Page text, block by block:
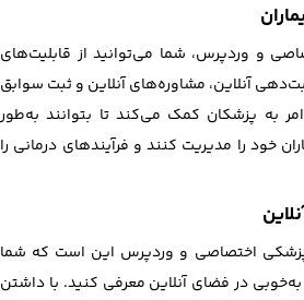
و وردپرس، شما می‌توانید از قابلیت‌های
آنلاین، مشاوره‌های آنلاین و ثبت سوابق
به پزشکان کمک می‌کند تا بتوانند به‌طور
خود را مدیریت کنند و فرآیندهای درمانی را
پزشکی اختصاصی و وردپرس این است که شما
در فضای آنلاین معرفی کنید. با داشتن